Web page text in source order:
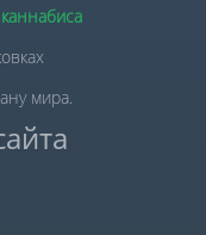
мира.